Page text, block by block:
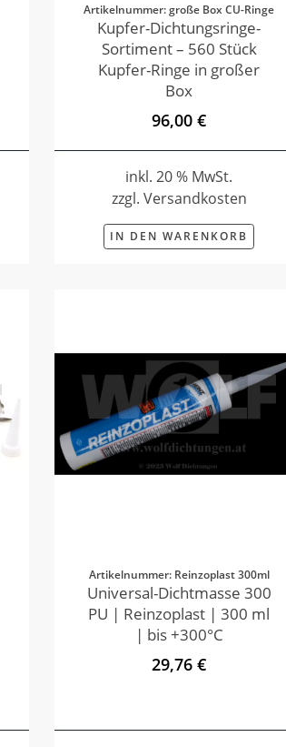
Artikelnummer: große Box CU-Ringe
Kupfer-Dichtungsringe-
Sortiment – 560 Stück
Kupfer-Ringe in großer
Box
96,00 €
inkl. 20 % MwSt.
zzgl. Versandkosten
IN DEN WARENKORB
Artikelnummer: Reinzoplast 300ml
Universal-Dichtmasse 300
PU | Reinzoplast | 300 ml
| bis +300°C
29,76 €